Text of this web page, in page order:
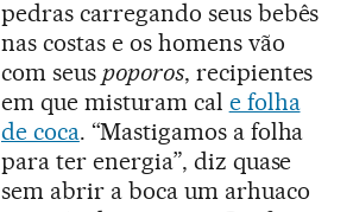
pedras carregando seus bebês
nas costas e os homens vão
com seus poporos, recipientes
em que misturam cal e folha
de coca. “Mastigamos a folha
para ter energia”, diz quase
sem abrir a boca um arhuaco